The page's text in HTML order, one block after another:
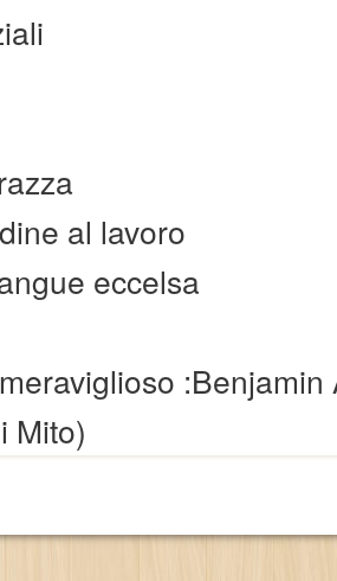
al lavoro
eccelsa
:Benjamin
Mito)